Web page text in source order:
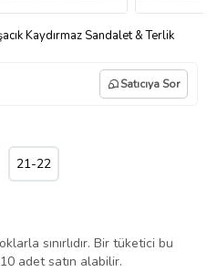
Kaydırmaz Sandalet & Terlik
Satıcıya Sor
21-22
sınırlıdır. Bir tüketici bu
adet satın alabilir.